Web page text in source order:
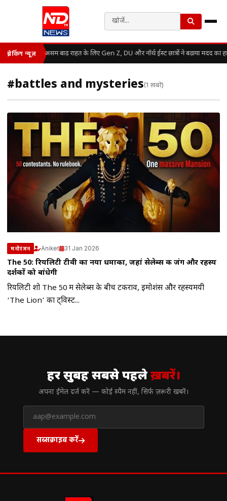
ब्रेकिंग न्यूज़ असम बाढ़ राहत के लिए Gen Z, DU और नॉर्थ ईस्ट छात्रों ने बढ़ाया मदद का
#battles and mysteries(1 खबरें)
मनोरंजन Aniket 31 Jan 2026
The 50: रियलिटी टीवी का नया धमाका, जहां सेलेब्स की जंग और रहस्य
दर्शकों को बांधेगी
रियलिटी शो The 50 में सेलेब्स के बीच टकराव, इमोशंस और रहस्यमयी
‘The Lion’ का ट्विस्ट...
हर सुबह सबसे पहलेख़बरें।
अपना ईमेल दर्ज करें — कोई स्पैम नहीं, सिर्फ ज़रूरी खबरें।
सब्सक्राइब करें